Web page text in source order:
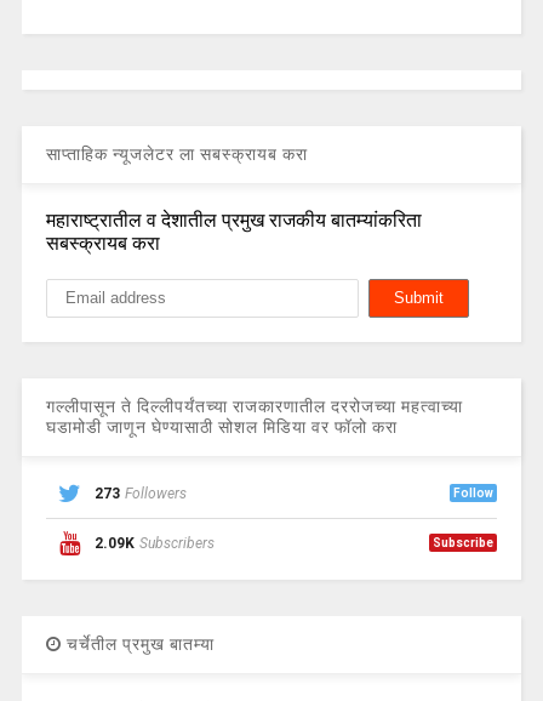
साप्ताहिक न्यूजलेटर ला सबस्क्रायब करा
महाराष्ट्रातील व देशातील प्रमुख राजकीय बातम्यांकरिता
सबस्क्रायब करा
गल्लीपासून ते दिल्लीपर्यंतच्या राजकारणातील दररोजच्या महत्वाच्या
घडामोडी जाणून घेण्यासाठी सोशल मिडिया वर फॉलो करा
273 Followers Follow
2.09K Subscribers Subscribe
चर्चेतील प्रमुख बातम्या